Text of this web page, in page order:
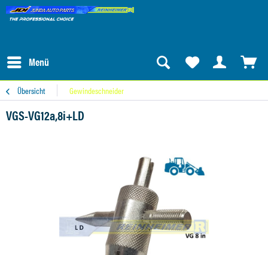
Menü
Übersicht Gewindeschneider
VGS-VG12a,8i+LD